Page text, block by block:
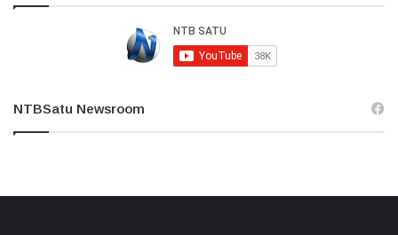
NTBSatu Newsroom